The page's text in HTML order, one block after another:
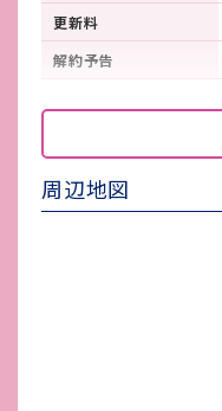
更新料
解約予告
看板製作費
看板使用料・
維持管理費
鍵交換費
周辺地図